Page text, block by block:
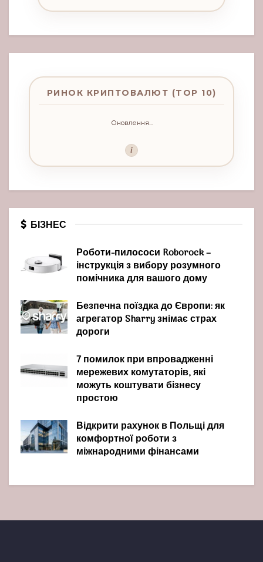
РИНОК КРИПТОВАЛЮТ (TOP 10)
Оновлення...
i
БІЗНЕС
Роботи-пилососи Roborock –
інструкція з вибору розумного
помічника для вашого дому
Безпечна поїздка до Європи: як
агрегатор Sharry знімає страх
дороги
7 помилок при впровадженні
мережевих комутаторів, які
можуть коштувати бізнесу
простою
Відкрити рахунок в Польщі для
комфортної роботи з
міжнародними фінансами